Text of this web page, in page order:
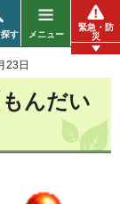
す メニュー
緊急・防
災
23日
んだい